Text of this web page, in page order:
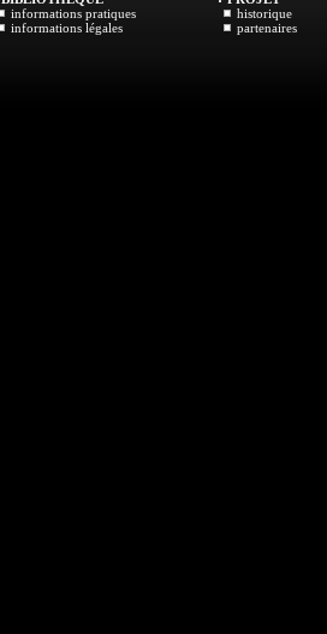
informations pratiques
informations légales
historique
partenaires